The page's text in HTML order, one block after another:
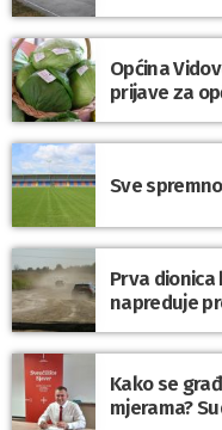
Općina
prijave za
Sve
Prva dionica
napreduje
Kako se
mjerama?